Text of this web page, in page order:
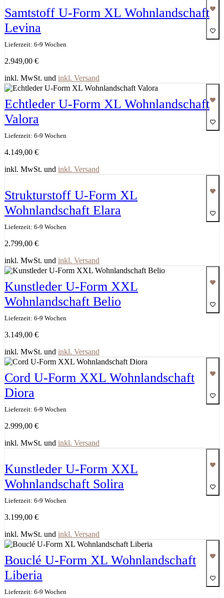
Samtstoff U-Form XL Wohnlandschaft
Levina
Lieferzeit: 6-9 Wochen
2.949,00 €
inkl. MwSt. und inkl. Versand
Echtleder U-Form XL Wohnlandschaft
Valora
Lieferzeit: 6-9 Wochen
4.149,00 €
inkl. MwSt. und inkl. Versand
Strukturstoff U-Form XL
Wohnlandschaft Elara
Lieferzeit: 6-9 Wochen
2.799,00 €
inkl. MwSt. und inkl. Versand
Kunstleder U-Form XXL
Wohnlandschaft Belio
Lieferzeit: 6-9 Wochen
3.149,00 €
inkl. MwSt. und inkl. Versand
Cord U-Form XXL Wohnlandschaft
Diora
Lieferzeit: 6-9 Wochen
2.999,00 €
inkl. MwSt. und inkl. Versand
Kunstleder U-Form XXL
Wohnlandschaft Solira
Lieferzeit: 6-9 Wochen
3.199,00 €
inkl. MwSt. und inkl. Versand
Bouclé U-Form XL Wohnlandschaft
Liberia
Lieferzeit: 6-9 Wochen